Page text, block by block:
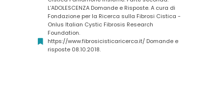
L’ADOLESCENZA Domande e Risposte. A cura di
Fondazione per la Ricerca sulla Fibrosi Cistica -
Onlus Italian Cystic Fibrosis Research
Foundation.
https://www.fibrosicisticaricerca.it/ Domande e
risposte 08.10.2018.